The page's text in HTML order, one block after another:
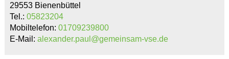
29553 Bienenbüttel
Tel.: 05823204
Mobiltelefon: 01709239800
E-Mail: alexander.paul@gemeinsam-vse.de